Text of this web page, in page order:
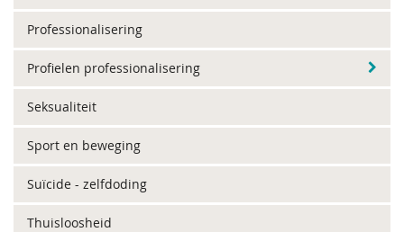
Professionalisering
Profielen professionalisering
Seksualiteit
Sport en beweging
Suïcide - zelfdoding
Thuisloosheid